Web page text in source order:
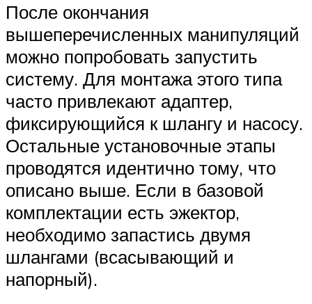
После окончания
вышеперечисленных манипуляций
можно попробовать запустить
систему. Для монтажа этого типа
часто привлекают адаптер,
фиксирующийся к шлангу и насосу.
Остальные установочные этапы
проводятся идентично тому, что
описано выше. Если в базовой
комплектации есть эжектор,
необходимо запастись двумя
шлангами (всасывающий и
напорный).